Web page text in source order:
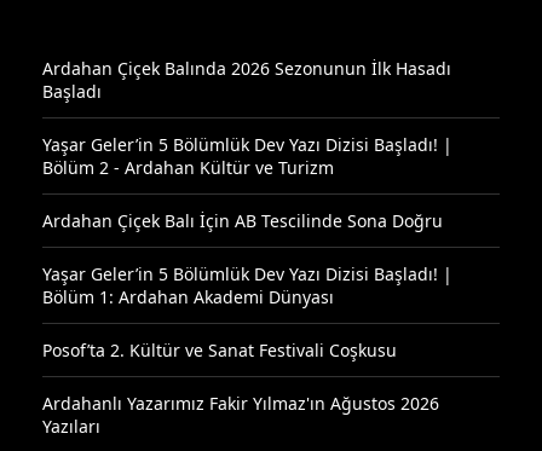
Ardahan Çiçek Balında 2026 Sezonunun İlk Hasadı
Başladı
Yaşar Geler’in 5 Bölümlük Dev Yazı Dizisi Başladı! |
Bölüm 2 - Ardahan Kültür ve Turizm
Ardahan Çiçek Balı İçin AB Tescilinde Sona Doğru
Yaşar Geler’in 5 Bölümlük Dev Yazı Dizisi Başladı! |
Bölüm 1: Ardahan Akademi Dünyası
Posof’ta 2. Kültür ve Sanat Festivali Coşkusu
Ardahanlı Yazarımız Fakir Yılmaz'ın Ağustos 2026
Yazıları